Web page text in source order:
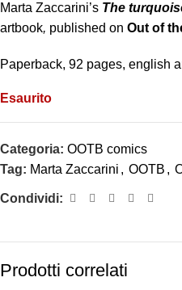
Marta Zaccarini’s The
artbook, published on Out of
Paperback, 92 pages, english
Esaurito
Categoria: OOTB comics
Tag: Marta Zaccarini , OOTB ,
Condividi:
Prodotti correlati